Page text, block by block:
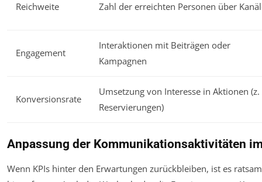
Reichweite Zahl der erreichten Personen über
Engagement
Interaktionen mit Beiträgen oder
Kampagnen
Konversionsrate
Umsetzung von Interesse in Aktionen (z.
Reservierungen)
Anpassung der Kommunikationsaktivitäten
Wenn KPIs hinter den Erwartungen zurückbleiben, ist es